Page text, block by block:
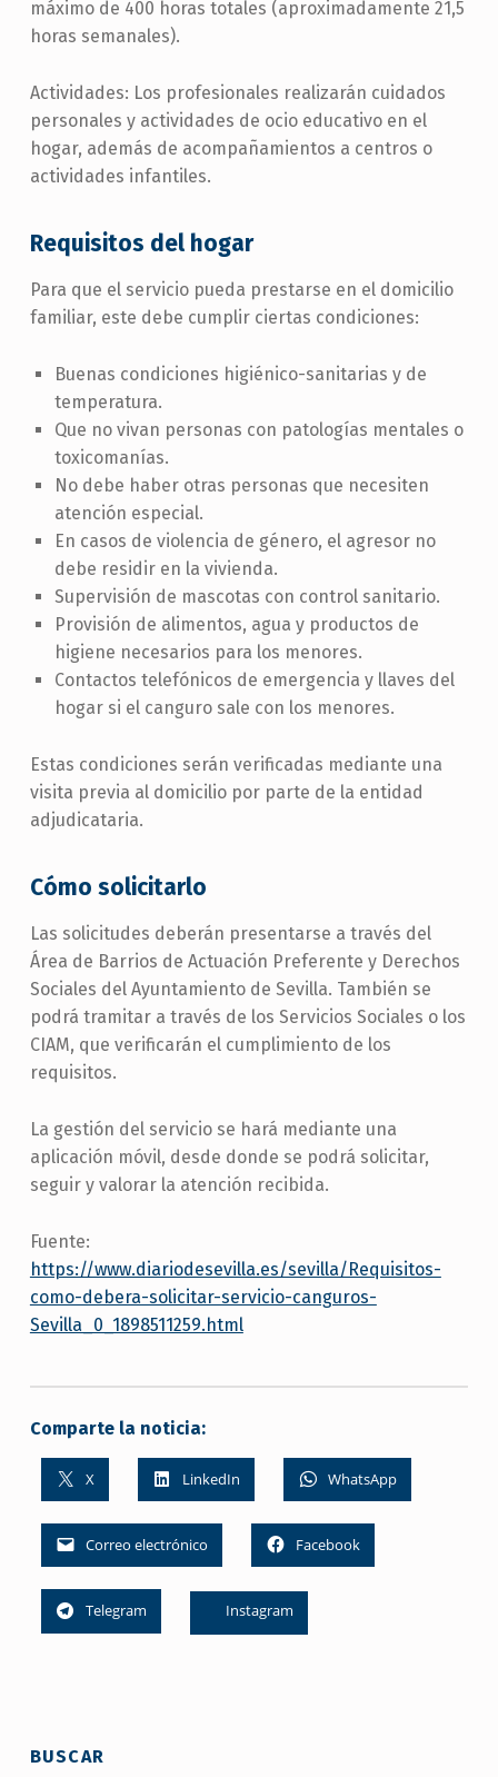
máximo de 400 horas totales (aproximadamente 21,5
horas semanales).
Actividades: Los profesionales realizarán cuidados
personales y actividades de ocio educativo en el
hogar, además de acompañamientos a centros o
actividades infantiles.
Requisitos del hogar
Para que el servicio pueda prestarse en el domicilio
familiar, este debe cumplir ciertas condiciones:
Buenas condiciones higiénico-sanitarias y de
temperatura.
Que no vivan personas con patologías mentales o
toxicomanías.
No debe haber otras personas que necesiten
atención especial.
En casos de violencia de género, el agresor no
debe residir en la vivienda.
Supervisión de mascotas con control sanitario.
Provisión de alimentos, agua y productos de
higiene necesarios para los menores.
Contactos telefónicos de emergencia y llaves del
hogar si el canguro sale con los menores.
Estas condiciones serán verificadas mediante una
visita previa al domicilio por parte de la entidad
adjudicataria.
Cómo solicitarlo
Las solicitudes deberán presentarse a través del
Área de Barrios de Actuación Preferente y Derechos
Sociales del Ayuntamiento de Sevilla. También se
podrá tramitar a través de los Servicios Sociales o los
CIAM, que verificarán el cumplimiento de los
requisitos.
La gestión del servicio se hará mediante una
aplicación móvil, desde donde se podrá solicitar,
seguir y valorar la atención recibida.
Fuente:
https://www.diariodesevilla.es/sevilla/Requisitos-
como-debera-solicitar-servicio-canguros-
Sevilla_0_1898511259.html
Comparte la noticia:
X LinkedIn WhatsApp
Correo electrónico Facebook
Telegram Instagram
BUSCAR